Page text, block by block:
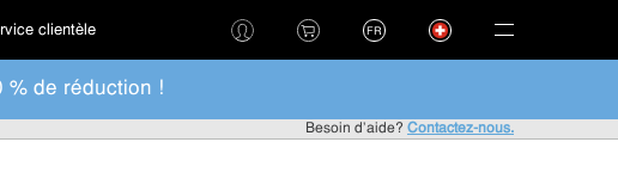
clientèle FR
% de réduction !
Besoin d'aide? Contactez-nous.